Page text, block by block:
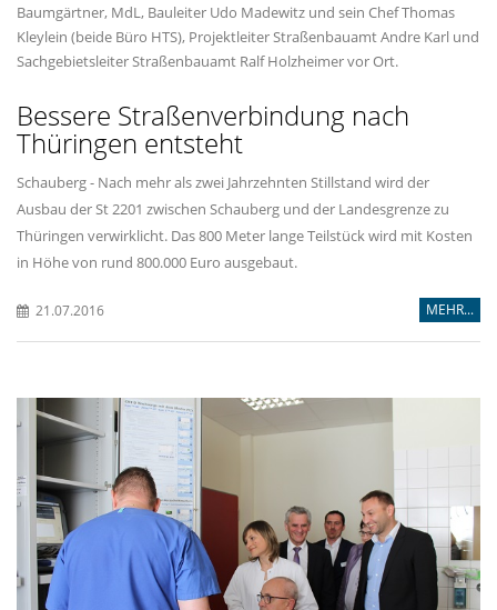
Baumgärtner, MdL, Bauleiter Udo Madewitz und sein Chef Thomas
Kleylein (beide Büro HTS), Projektleiter Straßenbauamt Andre Karl und
Sachgebietsleiter Straßenbauamt Ralf Holzheimer vor Ort.
Bessere Straßenverbindung nach
Thüringen entsteht
Schauberg - Nach mehr als zwei Jahrzehnten Stillstand wird der
Ausbau der St 2201 zwischen Schauberg und der Landesgrenze zu
Thüringen verwirklicht. Das 800 Meter lange Teilstück wird mit Kosten
in Höhe von rund 800.000 Euro ausgebaut.
21.07.2016 MEHR...